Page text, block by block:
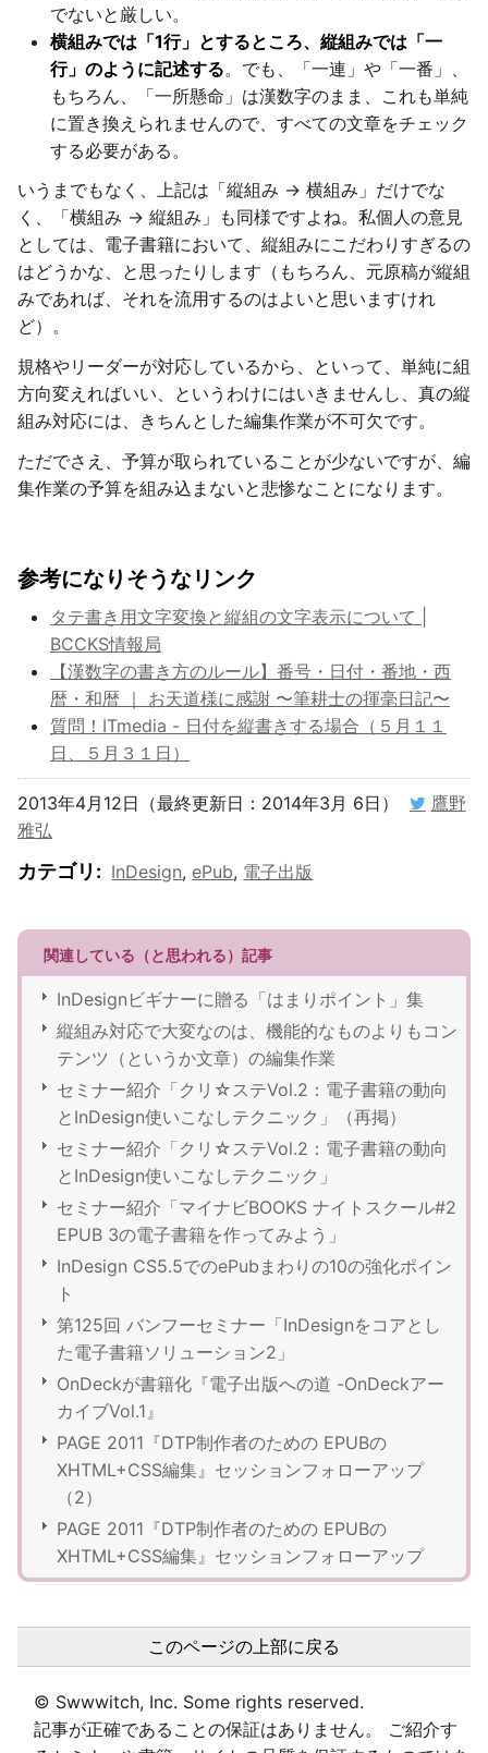
でないと厳しい。
横組みでは「1行」とするところ、縦組みでは「一
行」のように記述する。でも、「一連」や「一番」、
もちろん、「一所懸命」は漢数字のまま、これも単純
に置き換えられませんので、すべての文章をチェック
する必要がある。
いうまでもなく、上記は「縦組み → 横組み」だけでな
く、「横組み → 縦組み」も同様ですよね。私個人の意見
としては、電子書籍において、縦組みにこだわりすぎるの
はどうかな、と思ったりします（もちろん、元原稿が縦組
みであれば、それを流用するのはよいと思いますけれ
ど）。
規格やリーダーが対応しているから、といって、単純に組
方向変えればいい、というわけにはいきませんし、真の縦
組み対応には、きちんとした編集作業が不可欠です。
ただでさえ、予算が取られていることが少ないですが、編
集作業の予算を組み込まないと悲惨なことになります。
参考になりそうなリンク
タテ書き用文字変換と縦組の文字表示について |
BCCKS情報局
【漢数字の書き方のルール】番号・日付・番地・西
暦・和暦 ｜ お天道様に感謝 〜筆耕士の揮毫日記〜
質問！ITmedia - 日付を縦書きする場合（５月１１
日、５月３１日）
2013年4月12日（最終更新日：2014年3月 6日）
鷹野
雅弘
カテゴリ : InDesign, ePub, 電子出版
関連している（と思われる）記事
InDesignビギナーに贈る「はまりポイント」集
縦組み対応で大変なのは、機能的なものよりもコン
テンツ（というか文章）の編集作業
セミナー紹介「クリ☆ステVol.2：電子書籍の動向
とInDesign使いこなしテクニック」（再掲）
セミナー紹介「クリ☆ステVol.2：電子書籍の動向
とInDesign使いこなしテクニック」
セミナー紹介「マイナビBOOKS ナイトスクール#2
EPUB 3の電子書籍を作ってみよう」
InDesign CS5.5でのePubまわりの10の強化ポイン
ト
第125回 バンフーセミナー「InDesignをコアとし
た電子書籍ソリューション2」
OnDeckが書籍化『電子出版への道 -OnDeckアー
カイブVol.1』
PAGE 2011『DTP制作者のための EPUBの
XHTML+CSS編集』セッションフォローアップ
（2）
PAGE 2011『DTP制作者のための EPUBの
XHTML+CSS編集』セッションフォローアップ
このページの上部に戻る
© Swwwitch, Inc. Some rights reserved.
記事が正確であることの保証はありません。 ご紹介す